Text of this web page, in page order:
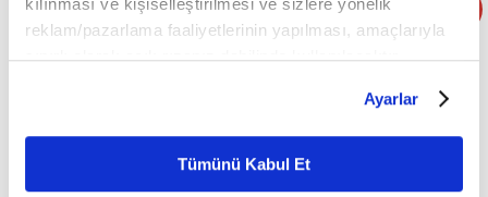
reklam/pazarlama faaliyetlerinin yapılması, amaçlarıyla
sınırlı olarak açık rızanız dahilinde kullanılacaktır.
belirleyebilirsiniz. Çerezlere ilişkin detaylı bilgi için
Ayarlar butonuna tıklayabilir,Çerez Bilgilendirme
Metnimizi ziyaret edebilirsiniz.
6698 sayılı Kişisel Verilerin Korunması Kanunu uyarınca
Ayarlar
Tümünü Kabul Et
atıştırmalıklara sahip olmak, hızlı ve sağlıksız yemek
atıştırmalıkları yanınıza alabilirsiniz. Bu tür atıştırmalıklar, açlık
krizleriyle başa çıkmanıza yardımcı olurken, kan şekerinizi
dengelemeye de katkı sağlar.